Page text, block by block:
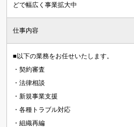
どで幅広く事業拡大中
仕事内容
■以下の業務をお任せいたします。
・契約審査
・法律相談
・新規事業支援
・各種トラブル対応
・組織再編